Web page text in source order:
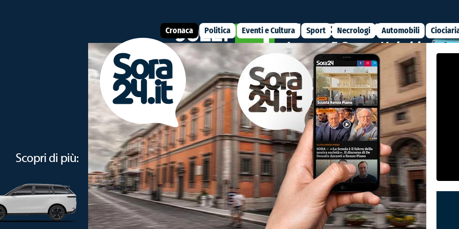
Cronaca Politica Eventi e Cultura Sport Necrologi Automobili